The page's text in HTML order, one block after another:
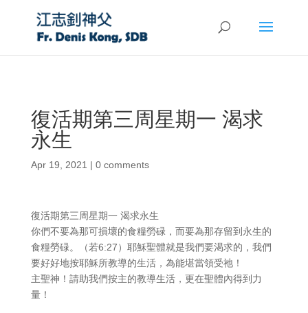
復活期第三周星期一 渴求
永生
Apr 19, 2021 | 0 comments
復活期第三周星期一 渴求永生
你們不要為那可損壞的食糧勞碌，而要為那存留到永生的
食糧勞碌。（若6:27）耶穌聖體就是我們要渴求的，我們
要好好地按耶穌所教導的生活，為能堪當領受祂！
主聖神！請助我們按主的教導生活，更在聖體內得到力
量！